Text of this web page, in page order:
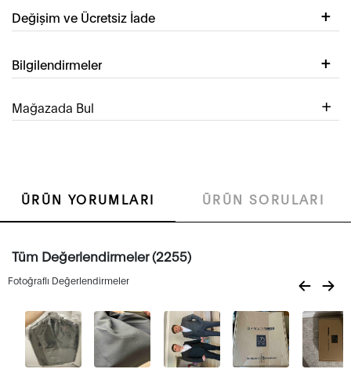
Değişim ve Ücretsiz İade
Bilgilendirmeler
Mağazada Bul
ÜRÜN YORUMLARI ÜRÜN SORULARI
Tüm Değerlendirmeler (2255)
Fotoğraflı Değerlendirmeler